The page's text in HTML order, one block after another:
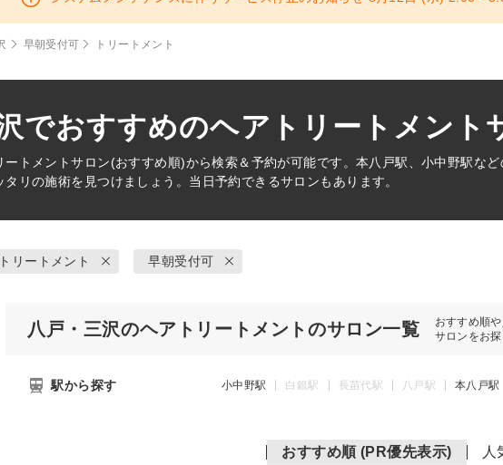
早朝受付可 トリートメント
でおすすめのヘアトリートメント
ートメントサロン(おすすめ順)から検索＆予約が可能です。本八戸駅、小中野駅な
リの施術を見つけましょう。当日予約できるサロンもあります。
リートメント 早朝受付可
八戸・三沢のヘアトリートメントのサロン一覧
おすすめ順
サロンをお探
駅から探す 小中野駅 白銀駅 長苗代駅 八戸駅 本八戸駅
おすすめ順 (PR優先表示) 人